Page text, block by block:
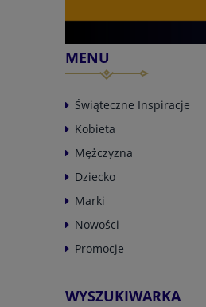
MENU
Świąteczne Inspiracje
Kobieta
Mężczyzna
Dziecko
Marki
Nowości
Promocje
WYSZUKIWARKA